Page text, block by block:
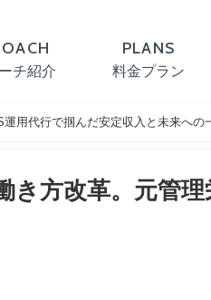
チ紹介
PLANS
料金プラン
用代行で掴んだ安定収入と未来への
き方改革。元管